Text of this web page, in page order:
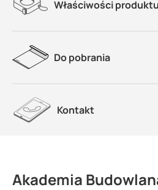
Właściwości produktu
Do pobrania
Kontakt
Akademia